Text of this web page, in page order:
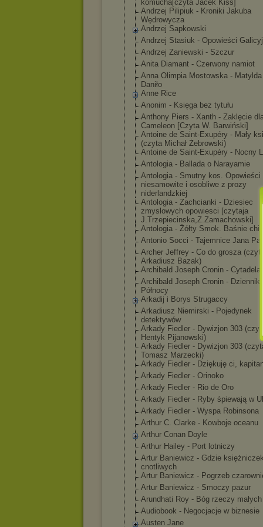
komucha[czyta Jacek Kiss]
Andrzej Pilipiuk - Kroniki Jakuba
Wędrowycza
Andrzej Sapkowski
Andrzej Stasiuk - Opowieści
Andrzej Zaniewski - Szczur
Anita Diamant - Czerwony namiot
Anna Olimpia Mostowska - Matylda
Daniło
Anne Rice
Anonim - Księga bez tytułu
Anthony Piers - Xanth - Zaklęcie
Cameleon [Czyta W. Barwiński]
Antoine de Saint-Exupéry - Mały
(czyta Michał Żebrowski)
Antoine de Saint-Exupéry - Nocny
Antologia - Ballada o Narayamie
Antologia - Smutny kos. Opowieści
niesamowite i osobliwe z prozy
niderlandzkiej
Antologia - Zachcianki - Dziesiec
zmyslowych opowiesci [czytaja
J.Trzepiecinska,Z.Zamachowski]
Antologia - Żółty Smok. Baśnie
Antonio Socci - Tajemnice Jana
Archer Jeffrey - Co do grosza (czyta
Arkadiusz Bazak)
Archibald Joseph Cronin - Cytadela
Archibald Joseph Cronin - Dziennik
Północy
Arkadij i Borys Strugaccy
Arkadiusz Niemirski - Pojedynek
detektywów
Arkady Fiedler - Dywizjon 303 (czyta
Hentyk Pijanowski)
Arkady Fiedler - Dywizjon 303
Tomasz Marzecki)
Arkady Fiedler - Dziękuję ci,
Arkady Fiedler - Orinoko
Arkady Fiedler - Rio de Oro
Arkady Fiedler - Ryby śpiewają w
Arkady Fiedler - Wyspa Robinsona
Arthur C. Clarke - Kowboje oceanu
Arthur Conan Doyle
Arthur Hailey - Port lotniczy
Artur Baniewicz - Gdzie
cnotliwych
Artur Baniewicz - Pogrzeb
Artur Baniewicz - Smoczy pazur
Arundhati Roy - Bóg rzeczy małych
Audiobook - Negocjacje w biznesie
Austen Jane